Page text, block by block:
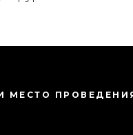
МЕСТО